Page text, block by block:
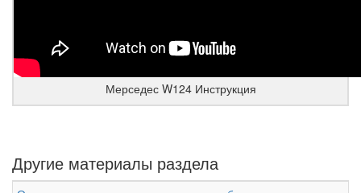
Мерседес W124 Инструкция
Другие материалы раздела